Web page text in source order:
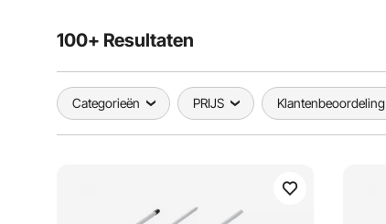
100+ Resultaten
Categorieën PRIJS Klantenbeoordeling